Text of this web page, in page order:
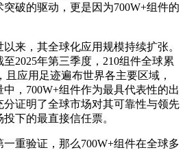
破的驱动，更是因为700W+组件的
以来，其全球化应用规模持续扩张。
2025年第三季度，210组件全球累
且应用足迹遍布世界各主要区域，
，700W+组件作为最具代表性的出
证明了全球市场对其可靠性与领先
下的最直接信任票。
重验证，那么700W+组件在全球多